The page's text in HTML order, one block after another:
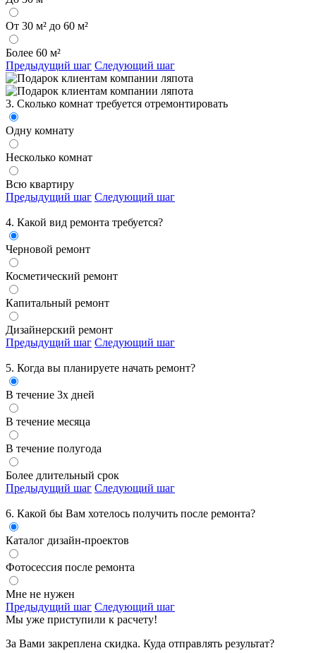
От 30 м² до 60 м²
Более 60 м²
Предыдущий шаг Следующий шаг
3. Сколько комнат требуется отремонтировать
Одну комнату
Несколько комнат
Всю квартиру
Предыдущий шаг Следующий шаг
4. Какой вид ремонта требуется?
Черновой ремонт
Косметический ремонт
Капитальный ремонт
Дизайнерский ремонт
Предыдущий шаг Следующий шаг
5. Когда вы планируете начать ремонт?
В течение 3х дней
В течение месяца
В течение полугода
Более длительный срок
Предыдущий шаг Следующий шаг
6. Какой бы Вам хотелось получить после ремонта?
Каталог дизайн-проектов
Фотосессия после ремонта
Мне не нужен
Предыдущий шаг Следующий шаг
Мы уже приступили к расчету!
За Вами закреплена скидка. Куда отправлять результат?